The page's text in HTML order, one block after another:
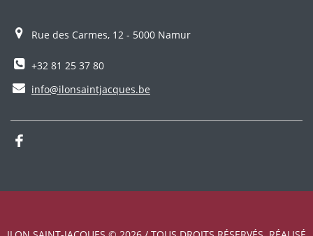
Rue des Carmes, 12 - 5000 Namur
+32 81 25 37 80
info@ilonsaintjacques.be